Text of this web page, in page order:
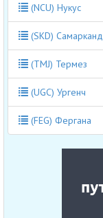
(NCU) Нукус
(SKD) Самарканд
(TMJ) Термез
(UGC) Ургенч
(FEG) Фергана